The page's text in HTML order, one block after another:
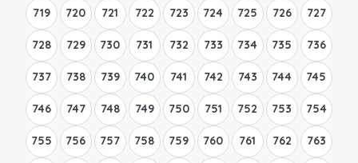
719 720 721 722 723 724 725 726 727
728 729 730 731 732 733 734 735 736
737 738 739 740 741 742 743 744 745
746 747 748 749 750 751 752 753 754
755 756 757 758 759 760 761 762 763